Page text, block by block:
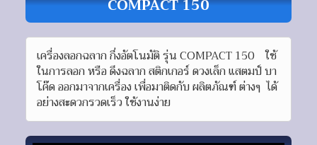
COMPACT 150
เครื่องลอกฉลาก กึ่งอัตโนมัติ รุ่น COMPACT 150 ใช้
ในการลอก หรือ ดึงฉลาก สติกเกอร์ ดวงเล็ก แสตมป์ บา
โค๊ด ออกมาจากเครื่อง เพื่อมาติดกับ ผลิตภัณฑ์ ต่างๆ ได้
อย่างสะดวกรวดเร็ว ใช้งานง่าย